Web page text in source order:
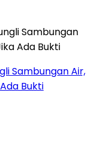
Sambungan Air,
Bukti